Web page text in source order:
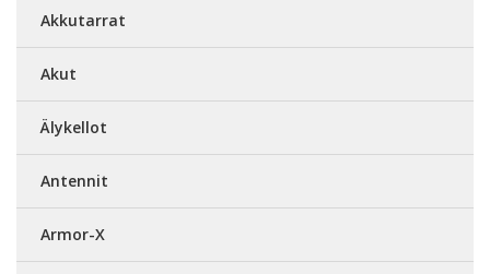
Akkutarrat
Akut
Älykellot
Antennit
Armor-X